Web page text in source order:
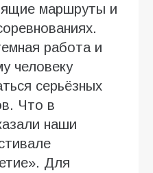
маршруты и
работа и
человеку
серьёзных
Что в
наши
Для